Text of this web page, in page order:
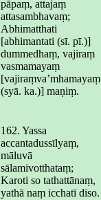
pāpaṃ, attajaṃ
attasambhavaṃ;
Abhimatthati
[abhimantati (sī. pī.)]
dummedhaṃ, vajiraṃ
vasmamayaṃ
[vajiraṃva’mhamayaṃ
(syā. ka.)] maṇiṃ.
162. Yassa
accantadussīlyaṃ,
māluvā
sālamivotthataṃ;
Karoti so tathattānaṃ,
yathā naṃ icchatī diso.